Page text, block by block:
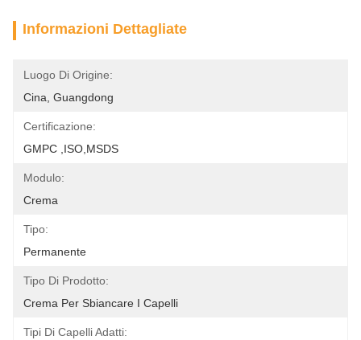
Informazioni Dettagliate
Luogo Di Origine:
Cina, Guangdong
Certificazione:
GMPC ,ISO,MSDS
Modulo:
Crema
Tipo:
Permanente
Tipo Di Prodotto:
Crema Per Sbiancare I Capelli
Tipi Di Capelli Adatti: